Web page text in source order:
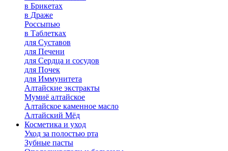
в Брикетах
в Драже
Россыпью
в Таблетках
для Cуставов
для Печени
для Сердца и сосудов
для Почек
для Иммунитета
Алтайские экстракты
Мумиё алтайское
Алтайское каменное масло
Алтайский Мёд
Косметика и уход
Уход за полостью рта
Зубные пасты